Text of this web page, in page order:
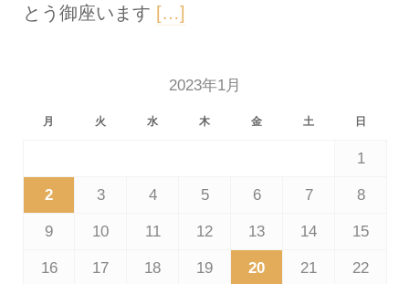
とう御座います […]
2023年1月
月 火 水 木 金 土 日
1
2 3 4 5 6 7 8
9 10 11 12 13 14 15
16 17 18 19 20 21 22